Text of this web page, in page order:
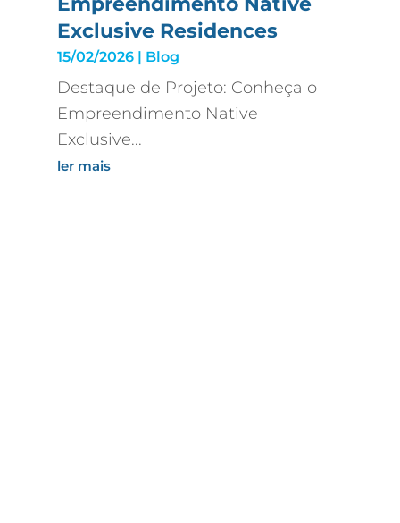
Exclusive Residences
15/02/2026| Blog
Destaque de Projeto: Conheça o
Empreendimento Native
Exclusive...
ler mais